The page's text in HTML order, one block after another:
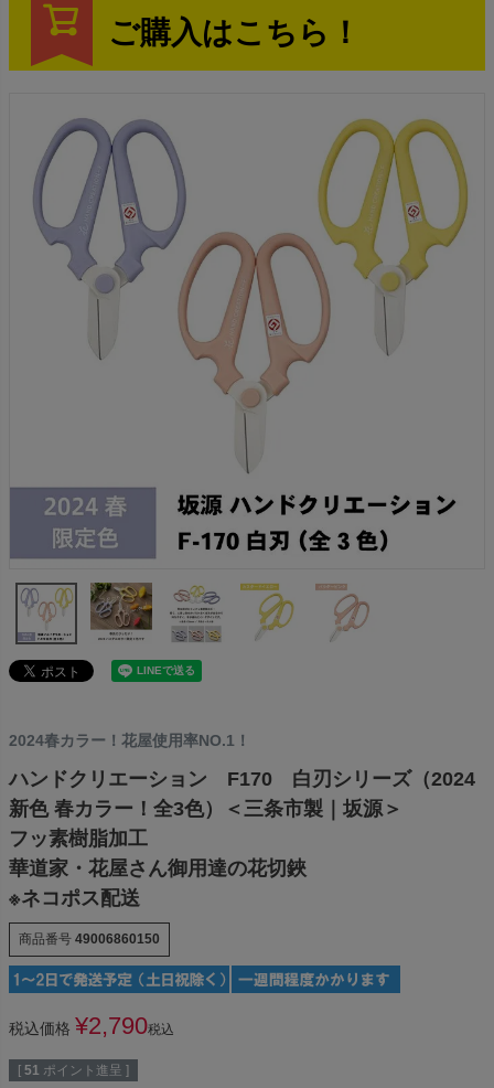
ご購入はこちら！
2024春カラー！花屋使用率NO.1！
ハンドクリエーション F170 白刃シリーズ（2024
新色 春カラー！全3色）＜三条市製｜坂源＞
フッ素樹脂加工
華道家・花屋さん御用達の花切鋏
※ネコポス配送
商品番号 49006860150
税込価格 ¥2,790税込
[ 51 ポイント進呈 ]